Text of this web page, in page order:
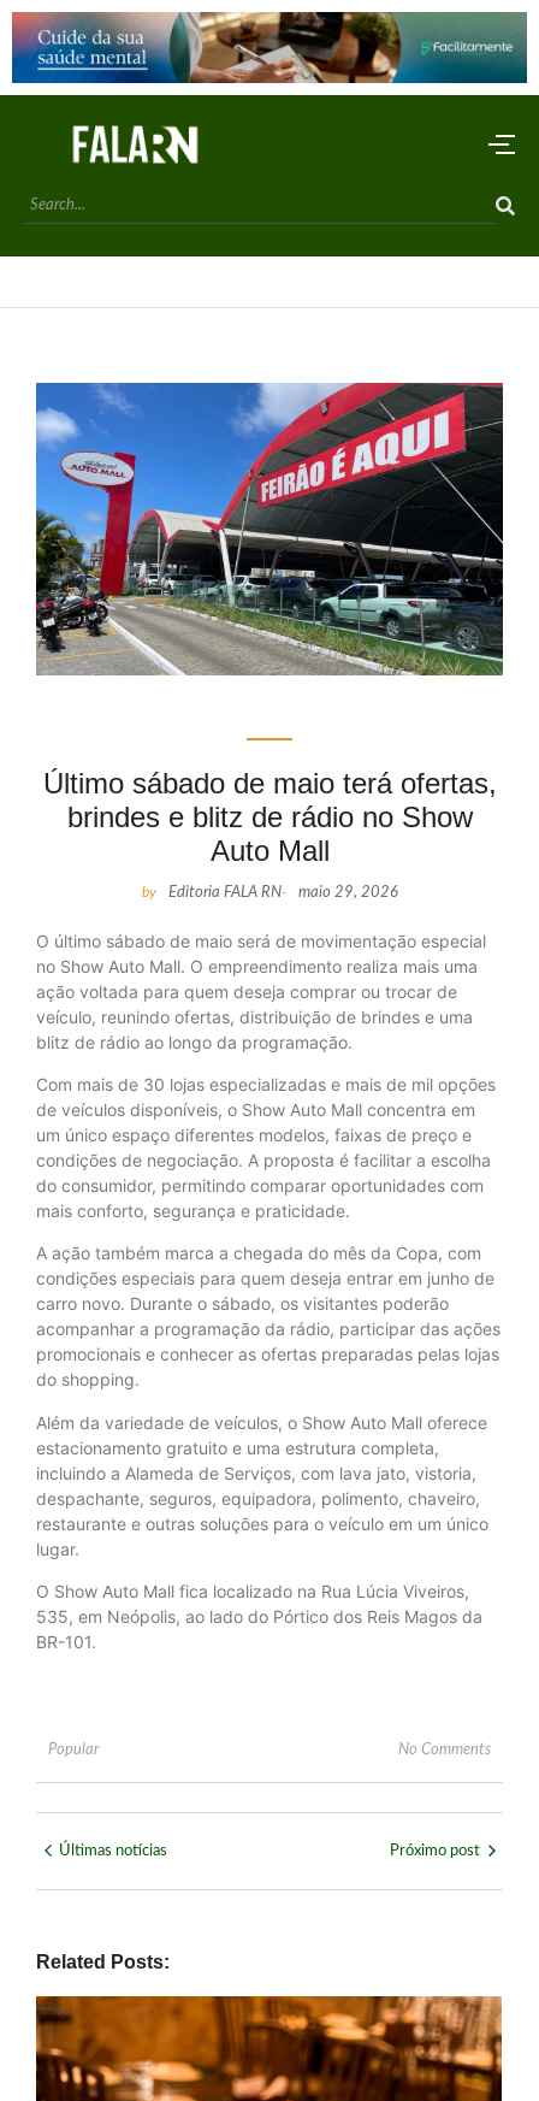
Último sábado de maio terá ofertas,
brindes e blitz de rádio no Show
Auto Mall
by Editoria FALA RN- maio 29, 2026
O último sábado de maio será de movimentação especial
no Show Auto Mall. O empreendimento realiza mais uma
ação voltada para quem deseja comprar ou trocar de
veículo, reunindo ofertas, distribuição de brindes e uma
blitz de rádio ao longo da programação.
Com mais de 30 lojas especializadas e mais de mil opções
de veículos disponíveis, o Show Auto Mall concentra em
um único espaço diferentes modelos, faixas de preço e
condições de negociação. A proposta é facilitar a escolha
do consumidor, permitindo comparar oportunidades com
mais conforto, segurança e praticidade.
A ação também marca a chegada do mês da Copa, com
condições especiais para quem deseja entrar em junho de
carro novo. Durante o sábado, os visitantes poderão
acompanhar a programação da rádio, participar das ações
promocionais e conhecer as ofertas preparadas pelas lojas
do shopping.
Além da variedade de veículos, o Show Auto Mall oferece
estacionamento gratuito e uma estrutura completa,
incluindo a Alameda de Serviços, com lava jato, vistoria,
despachante, seguros, equipadora, polimento, chaveiro,
restaurante e outras soluções para o veículo em um único
lugar.
O Show Auto Mall fica localizado na Rua Lúcia Viveiros,
535, em Neópolis, ao lado do Pórtico dos Reis Magos da
BR-101.
Popular No Comments
Últimas notícias Próximo post
Related Posts: